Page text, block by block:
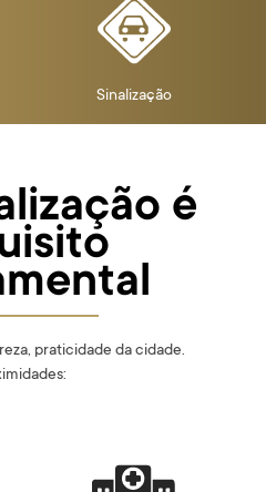
Sinalização
é
praticidade da cidade.